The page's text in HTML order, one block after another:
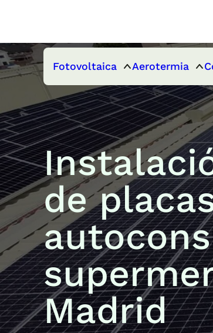
Fotovoltaica Aerotermia
de
Madrid